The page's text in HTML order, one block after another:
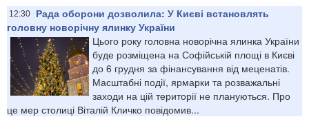
12:30
Рада оборони дозволила: У Києві встановлять
головну новорічну ялинку України
Цього року головна новорічна ялинка України
буде розміщена на Софійській площі в Києві
до 6 грудня за фінансування від меценатів.
Масштабні події, ярмарки та розважальні
заходи на цій території не плануються. Про
це мер столиці Віталій Кличко повідомив...